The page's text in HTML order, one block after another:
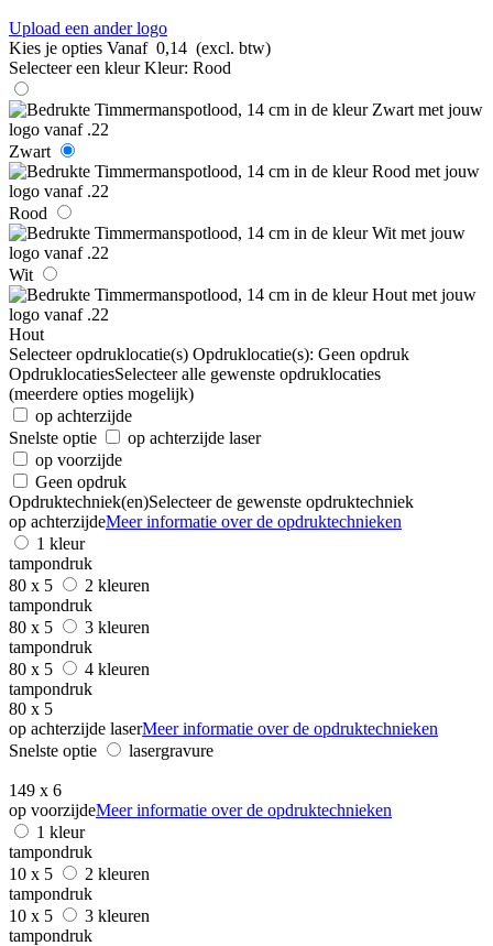
Upload een ander logo
Kies je opties Vanaf 0,14 (excl. btw)
Selecteer een kleur Kleur: Rood
Zwart
Rood
Wit
Hout
Selecteer opdruklocatie(s) Opdruklocatie(s): Geen opdruk
OpdruklocatiesSelecteer alle gewenste opdruklocaties
(meerdere opties mogelijk)
op achterzijde
Snelste optie
op achterzijde laser
op voorzijde
Geen opdruk
Opdruktechniek(en)Selecteer de gewenste opdruktechniek
op achterzijdeMeer informatie over de opdruktechnieken
1 kleur
tampondruk
80 x 5
2 kleuren
tampondruk
80 x 5
3 kleuren
tampondruk
80 x 5
4 kleuren
tampondruk
80 x 5
op achterzijde laserMeer informatie over de opdruktechnieken
Snelste optie
lasergravure
149 x 6
op voorzijdeMeer informatie over de opdruktechnieken
1 kleur
tampondruk
10 x 5
2 kleuren
tampondruk
10 x 5
3 kleuren
tampondruk